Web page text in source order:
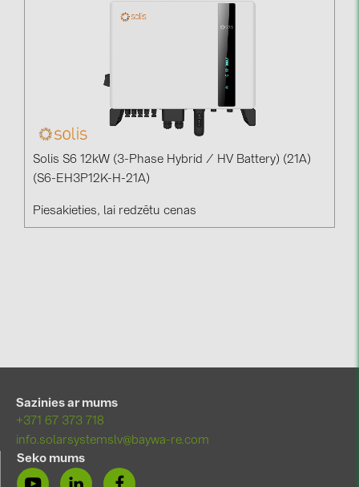
Solis S6 12kW (3-Phase Hybrid / HV Battery) (21A)
(S6-EH3P12K-H-21A)
Piesakieties, lai redzētu cenas
Sazinies ar mums
+371 67 373 718
info.solarsystemslv@baywa-re.com
Seko mums